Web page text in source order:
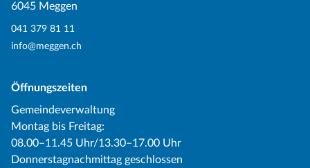
6045 Meggen
041 379 81 11
info@meggen.ch
Öffnungszeiten
Gemeindeverwaltung
Montag bis Freitag:
08.00–11.45 Uhr/13.30–17.00 Uhr
Donnerstagnachmittag geschlossen